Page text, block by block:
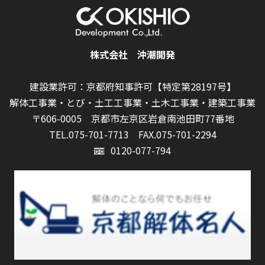
株式会社 沖潮開発
建設業許可：京都府知事許可【特定第28197号】
解体工事業・とび・土工工事業・土木工事業・建築工事業
〒606-0005 京都市左京区岩倉南池田町77番地
TEL.075-701-7713 FAX.075-701-2294
0120-077-794